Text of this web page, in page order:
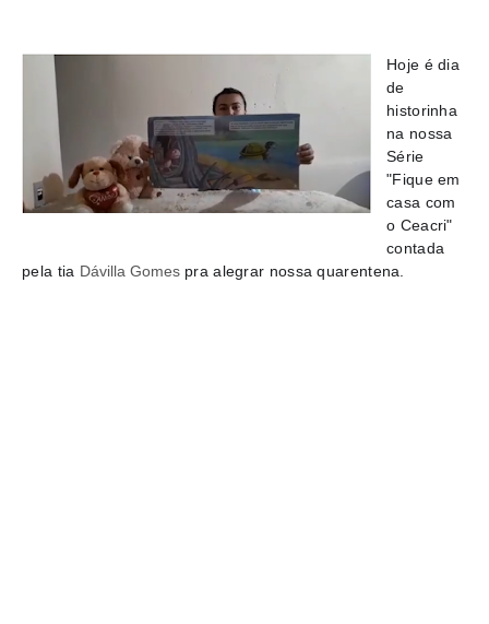
Hoje é dia
de
historinha
na nossa
Série
"Fique em
casa com
o Ceacri"
contada
pela tia Dávilla Gomespra alegrar nossa quarentena.